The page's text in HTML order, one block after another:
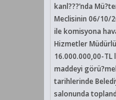
kanl???’nda
Meclisinin 06/10/
ile komisyona
Hizmetler
16.000.000,00-TL
maddeyi
tarihlerinde
salonunda